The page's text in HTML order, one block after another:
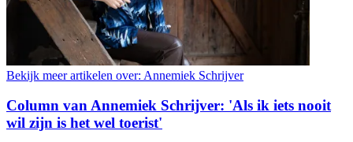
Bekijk meer artikelen over: Annemiek Schrijver
Column van Annemiek Schrijver: 'Als ik iets nooit
wil zijn is het wel toerist'